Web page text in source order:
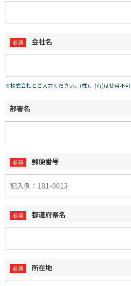
会社名
※株式会社とご入力ください。(株)、(有)は使用不可
部署名
郵便番号
都道府県名
所在地